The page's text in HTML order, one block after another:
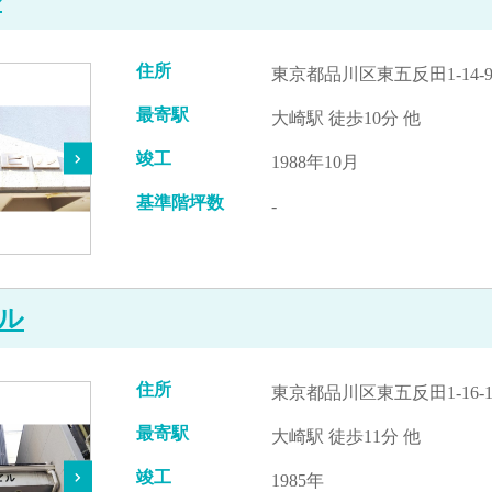
住所 東京都品川区東五反田1-14-9
最寄駅 大崎駅 徒歩10分 他
竣工 1988年10月
基準階坪数 -
住所 東京都品川区東五反田1-16-1
最寄駅 大崎駅 徒歩11分 他
竣工 1985年